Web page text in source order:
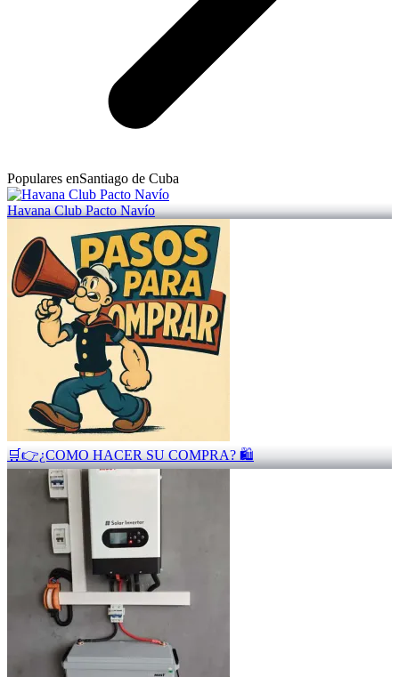
Populares enSantiago de Cuba
Havana Club Pacto Navío
🛒👉¿COMO HACER SU COMPRA? 🛍️